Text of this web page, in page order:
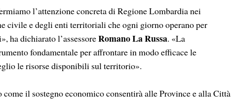
l’attenzione concreta di Regione Lombardia nei
civile e degli enti territoriali che ogni giorno operano per
ha dichiarato l’assessoreRomano La Russa. «La
fondamentale per affrontare in modo efficace le
le risorse disponibili sul territorio».
come il sostegno economico consentirà alle Province e alla Città